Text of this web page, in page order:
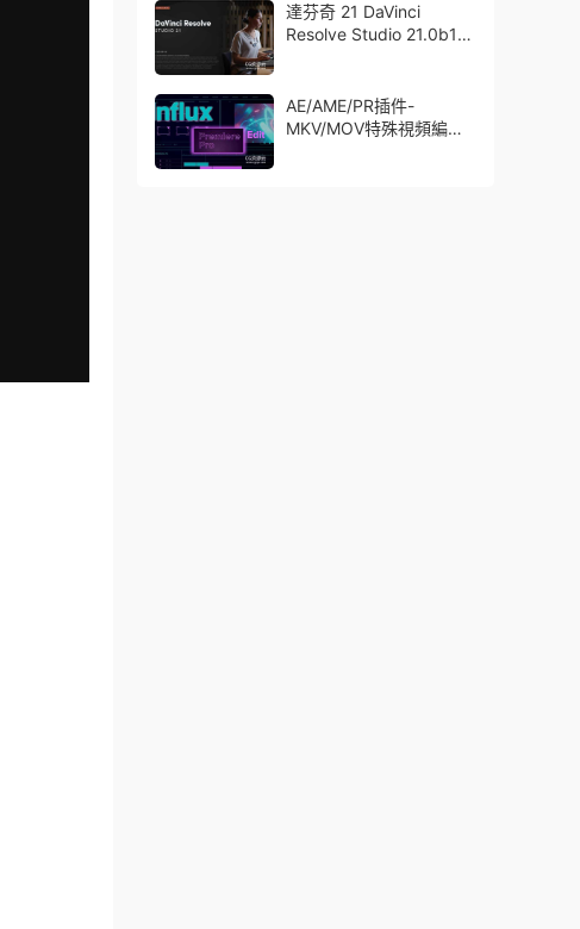
達芬奇 21 DaVinci
Resolve Studio 21.0b1
AE/AME/PR插件-
MKV/MOV特殊視頻編碼